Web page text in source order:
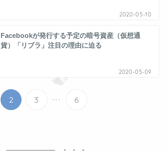
2020-05-10
Facebookが発行する予定の暗号資産（仮想通
貨）「リブラ」注目の理由に迫る
2020-05-09
2 3 ... 6